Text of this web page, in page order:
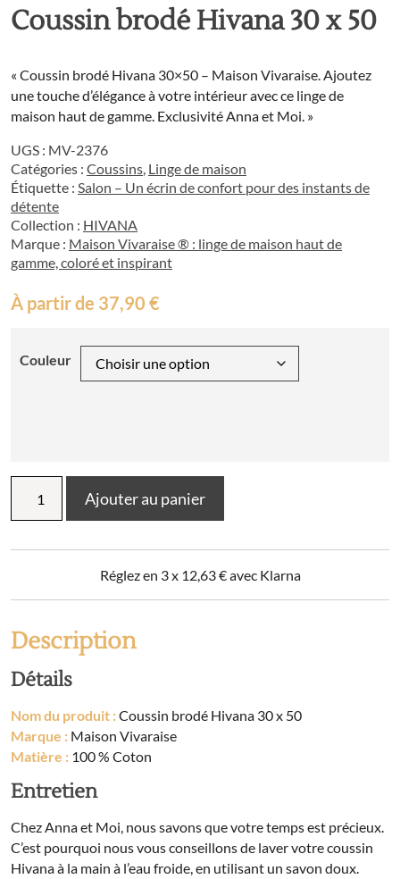
Coussin brodé Hivana 30 x 50
« Coussin brodé Hivana 30×50 – Maison Vivaraise. Ajoutez
une touche d’élégance à votre intérieur avec ce linge de
maison haut de gamme. Exclusivité Anna et Moi. »
UGS : MV-2376
Catégories : Coussins, Linge de maison
Étiquette : Salon – Un écrin de confort pour des instants de
détente
Collection : HIVANA
Marque : Maison Vivaraise ® : linge de maison haut de
gamme, coloré et inspirant
À partir de 37,90 €
Couleur
Coussin
x
Ajouter au panier
Réglez en 3 x 12,63€avec Klarna
Description
Détails
Nom du produit :Coussin brodé Hivana 30 x 50
Marque : Maison Vivaraise
Matière : 100 % Coton
Entretien
Chez Anna et Moi, nous savons que votre temps est précieux.
C’est pourquoi nous vous conseillons de laver votre coussin
Hivana à la main à l’eau froide, en utilisant un savon doux.